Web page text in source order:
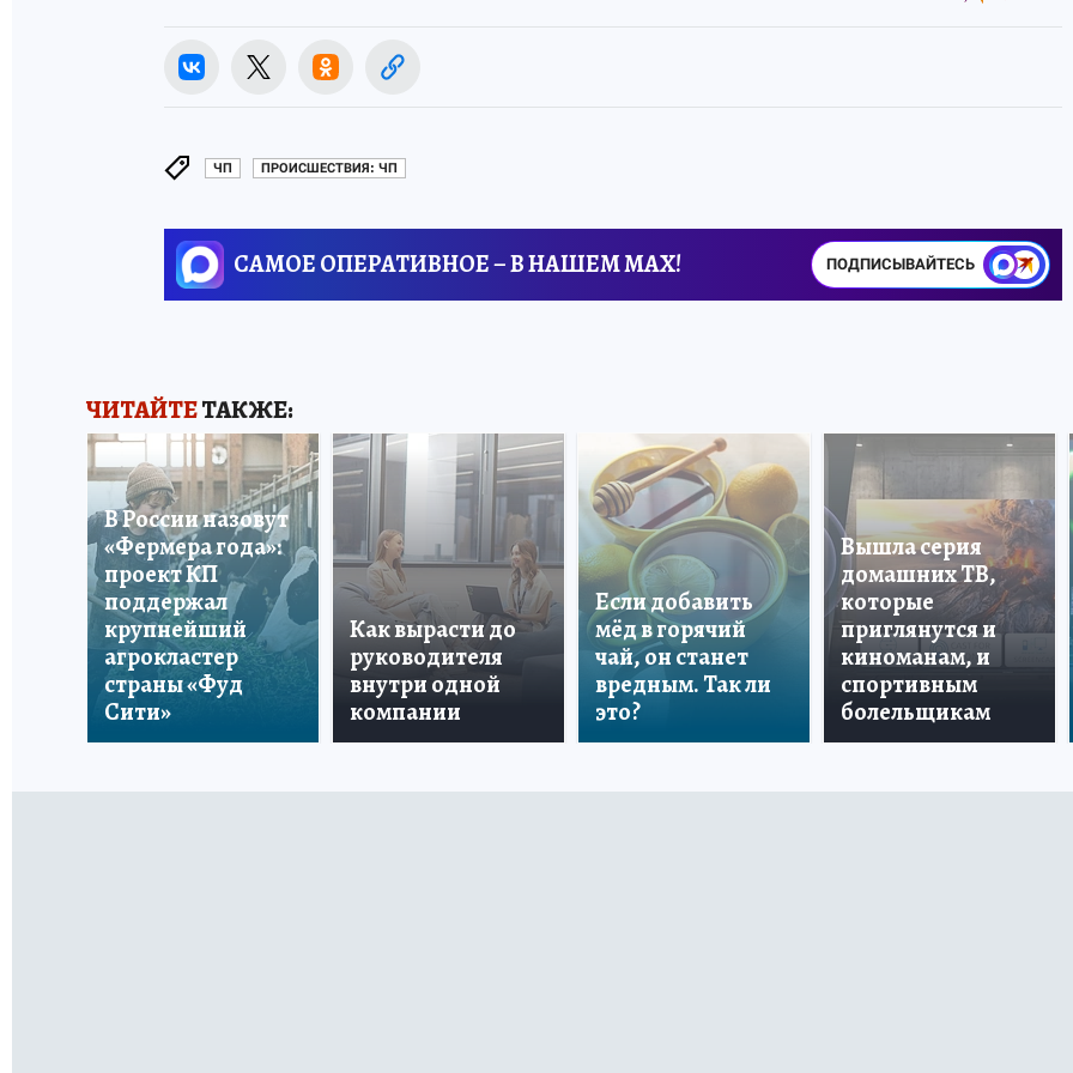
ЧП ПРОИСШЕСТВИЯ: ЧП
САМОЕ ОПЕРАТИВНОЕ – В НАШЕМ MAX! ПОДПИСЫВАЙТЕСЬ
ЧИТАЙТЕТАКЖЕ:
В России назовут
«Фермера года»:
проект КП
поддержал
крупнейший
агрокластер
страны «Фуд
Сити»
Как вырасти до
руководителя
внутри одной
компании
Если добавить
мёд в горячий
чай, он станет
вредным. Так ли
это?
Вышла серия
домашних ТВ,
которые
приглянутся и
киноманам, и
спортивным
болельщикам